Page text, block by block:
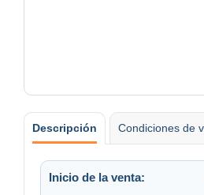
Descripción Condiciones de
Inicio de la venta: